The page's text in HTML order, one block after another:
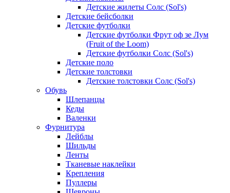
Детские жилеты Солс (Sol's)
Детские бейсболки
Детские футболки
Детские футболки Фрут оф зе Лум
(Fruit of the Loom)
Детские футболки Солс (Sol's)
Детские поло
Детские толстовки
Детские толстовки Солс (Sol's)
Обувь
Шлепанцы
Кеды
Валенки
Фурнитура
Лейблы
Шильды
Ленты
Тканевые наклейки
Крепления
Пуллеры